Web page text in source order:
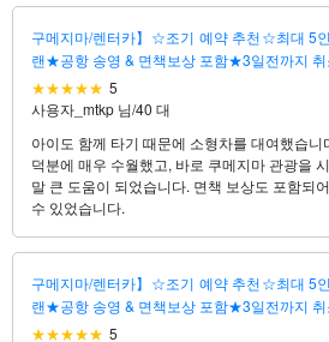
구메지마/렌터카】☆조기 예약 추천☆최대 5
랜★공항 송영 & 면책보상 포함★3일전까지 취
5
사용자_mtkp 님/40 대
아이도 함께 타기 때문에 소형차를 대여했습
덕분에 매우 수월했고, 바로 쿠메지마 관광을
말 큰 도움이 되었습니다. 면책 보상도 포함되
수 있었습니다.
구메지마/렌터카】☆조기 예약 추천☆최대 5
랜★공항 송영 & 면책보상 포함★3일전까지 취
5